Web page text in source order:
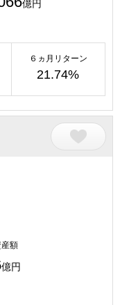
億円
６ヵ月リターン
21.74%
額
億円